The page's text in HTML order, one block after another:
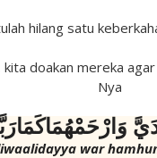
hilang satu
doakan mereka
Nya
war